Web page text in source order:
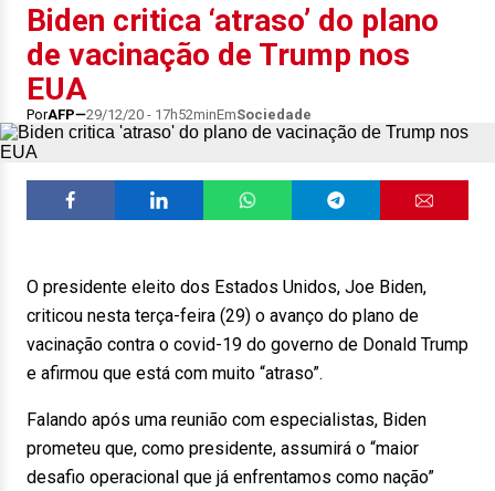
Biden critica ‘atraso’ do plano
de vacinação de Trump nos
EUA
PorAFP 29/12/20 - 17h52minEmSociedade
O presidente eleito dos Estados Unidos, Joe Biden,
criticou nesta terça-feira (29) o avanço do plano de
vacinação contra o covid-19 do governo de Donald Trump
e afirmou que está com muito “atraso”.
Falando após uma reunião com especialistas, Biden
prometeu que, como presidente, assumirá o “maior
desafio operacional que já enfrentamos como nação”